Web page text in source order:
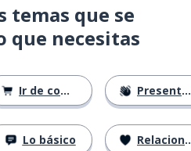
temas que se
que necesitas
Ir de compras
Lo básico
Presentándose
Relaciones